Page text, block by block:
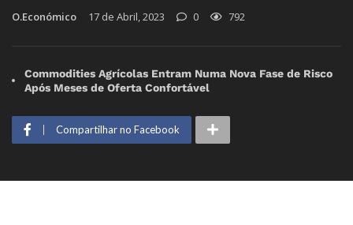
O.Económico 17 de Abril, 2023 0 792
Commodities Agrícolas Entram Numa Nova Fase de Risco
Após Meses de Oferta Confortável
Compartilhar no Facebook